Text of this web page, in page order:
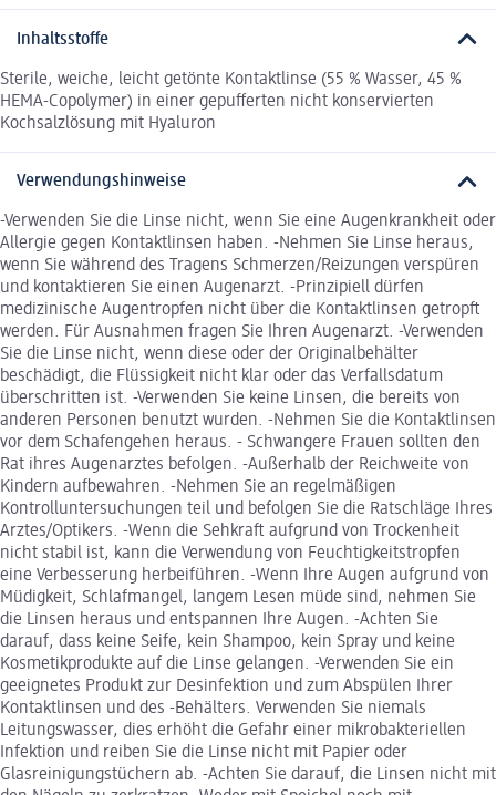
Inhaltsstoffe
Sterile, weiche, leicht getönte Kontaktlinse (55 % Wasser, 45 %
HEMA-Copolymer) in einer gepufferten nicht konservierten
Kochsalzlösung mit Hyaluron
Verwendungshinweise
-Verwenden Sie die Linse nicht, wenn Sie eine Augenkrankheit oder
Allergie gegen Kontaktlinsen haben. -Nehmen Sie Linse heraus,
wenn Sie während des Tragens Schmerzen/Reizungen verspüren
und kontaktieren Sie einen Augenarzt. -Prinzipiell dürfen
medizinische Augentropfen nicht über die Kontaktlinsen getropft
werden. Für Ausnahmen fragen Sie Ihren Augenarzt. -Verwenden
Sie die Linse nicht, wenn diese oder der Originalbehälter
beschädigt, die Flüssigkeit nicht klar oder das Verfallsdatum
überschritten ist. -Verwenden Sie keine Linsen, die bereits von
anderen Personen benutzt wurden. -Nehmen Sie die Kontaktlinsen
vor dem Schafengehen heraus. - Schwangere Frauen sollten den
Rat ihres Augenarztes befolgen. -Außerhalb der Reichweite von
Kindern aufbewahren. -Nehmen Sie an regelmäßigen
Kontrolluntersuchungen teil und befolgen Sie die Ratschläge Ihres
Arztes/Optikers. -Wenn die Sehkraft aufgrund von Trockenheit
nicht stabil ist, kann die Verwendung von Feuchtigkeitstropfen
eine Verbesserung herbeiführen. -Wenn Ihre Augen aufgrund von
Müdigkeit, Schlafmangel, langem Lesen müde sind, nehmen Sie
die Linsen heraus und entspannen Ihre Augen. -Achten Sie
darauf, dass keine Seife, kein Shampoo, kein Spray und keine
Kosmetikprodukte auf die Linse gelangen. -Verwenden Sie ein
geeignetes Produkt zur Desinfektion und zum Abspülen Ihrer
Kontaktlinsen und des -Behälters. Verwenden Sie niemals
Leitungswasser, dies erhöht die Gefahr einer mikrobakteriellen
Infektion und reiben Sie die Linse nicht mit Papier oder
Glasreinigungstüchern ab. -Achten Sie darauf, die Linsen nicht mit